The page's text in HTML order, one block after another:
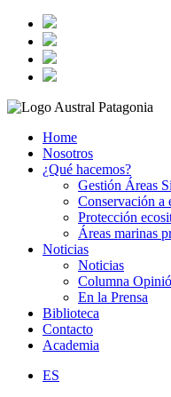
Home
Nosotros
¿Qué hacemos?
Gestión Áreas
Conservación a
Protección
Áreas marinas
Noticias
Noticias
Columna
En la Prensa
Biblioteca
Contacto
Academia
ES